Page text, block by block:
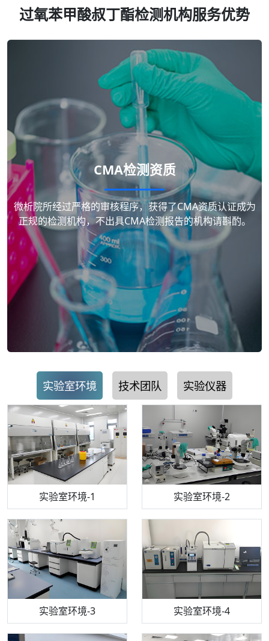
过氧苯甲酸叔丁酯检测机构服务优势
CMA检测资质
微析院所经过严格的审核程序，获得了CMA资质认证成为
正规的检测机构，不出具CMA检测报告的机构请斟酌。
实验室环境 技术团队 实验仪器
实验室环境-1 实验室环境-2
实验室环境-3 实验室环境-4
机构质检技术员-1 机构质检技术员-2
机构质检技术员-3 机构质检技术员-4
步入式恒温恒湿试验箱 电感耦合等离子体光谱仪
高效液相色谱仪 流式细胞仪